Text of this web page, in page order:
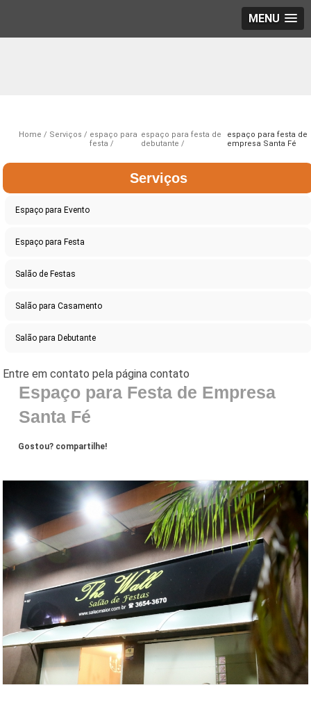
MENU
Home Serviços
espaço para
festa
espaço para festa de
debutante
espaço para festa de
empresa Santa Fé
Serviços
Espaço para Evento
Espaço para Festa
Salão de Festas
Salão para Casamento
Salão para Debutante
Espaço para Festa de Empresa
Santa Fé
Gostou? compartilhe!